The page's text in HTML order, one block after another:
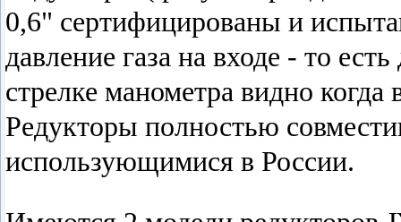
0,6" сертифицированы и
давление газа на входе - то
стрелке манометра видно когда
Редукторы полностью
использующимися в России.